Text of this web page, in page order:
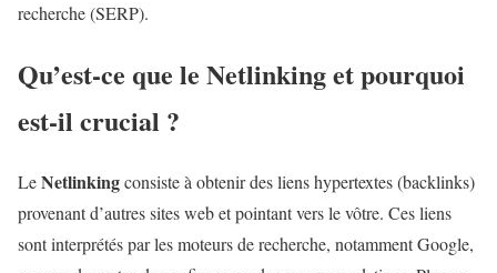
recherche (SERP).
Qu’est-ce que le Netlinkinget pourquoi
est-il crucial ?
LeNetlinkingconsiste à obtenir des liens hypertextes (backlinks)
provenant d’autres sites web et pointant vers le vôtre. Ces liens
sont interprétés par les moteurs de recherche, notamment Google,